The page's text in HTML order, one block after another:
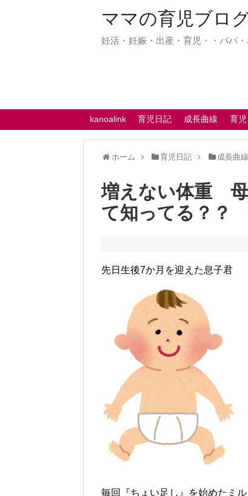
ママの育児ブロ
妊活・妊娠・出産・育児・・パパ
kanoalink 育児日記 成長曲線 育
ホーム 育児日記 成長曲線
増えない体重 母
て知ってる？？
先日生後7か月を迎えた息子君
毎回『ちょい足し』を始めたミ